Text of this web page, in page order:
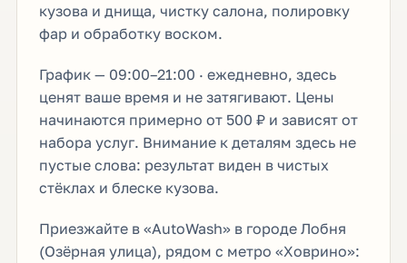
кузова и днища, чистку салона, полировку
фар и обработку воском.
График — 09:00–21:00 · ежедневно, здесь
ценят ваше время и не затягивают. Цены
начинаются примерно от 500 ₽ и зависят от
набора услуг. Внимание к деталям здесь не
пустые слова: результат виден в чистых
стёклах и блеске кузова.
Приезжайте в «AutoWash» в городе Лобня
(Озёрная улица), рядом с метро «Ховрино»: